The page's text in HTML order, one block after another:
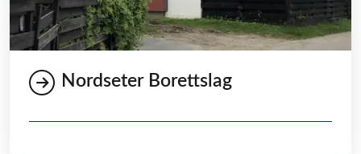
Nordseter Borettslag